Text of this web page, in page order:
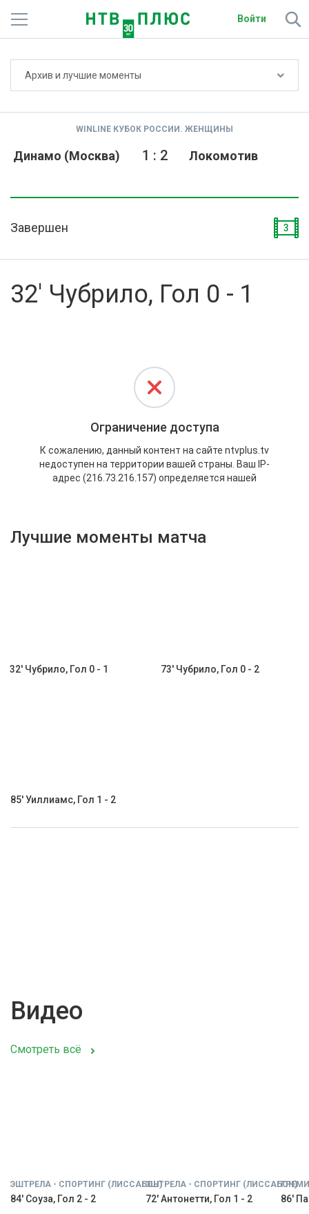
Войти
Спорт
О сайте
Архив и лучшие моменты
WINLINE КУБОК РОССИИ. ЖЕНЩИНЫ
Динамо (Москва) Локомотив
1 : 2
Завершен 3
32' Чубрило, Гол 0 - 1
Лучшие моменты матча
32' Чубрило, Гол 0 - 1 73' Чубрило, Гол 0 - 2
85' Уиллиамс, Гол 1 - 2
Видео
Смотреть всё
ЭШТРЕЛА - СПОРТИНГ (ЛИССАБОН)
84' Соуза, Гол 2 - 2
ЭШТРЕЛА - СПОРТИНГ (ЛИССАБОН)
72' Антонетти, Гол 1 - 2 86'